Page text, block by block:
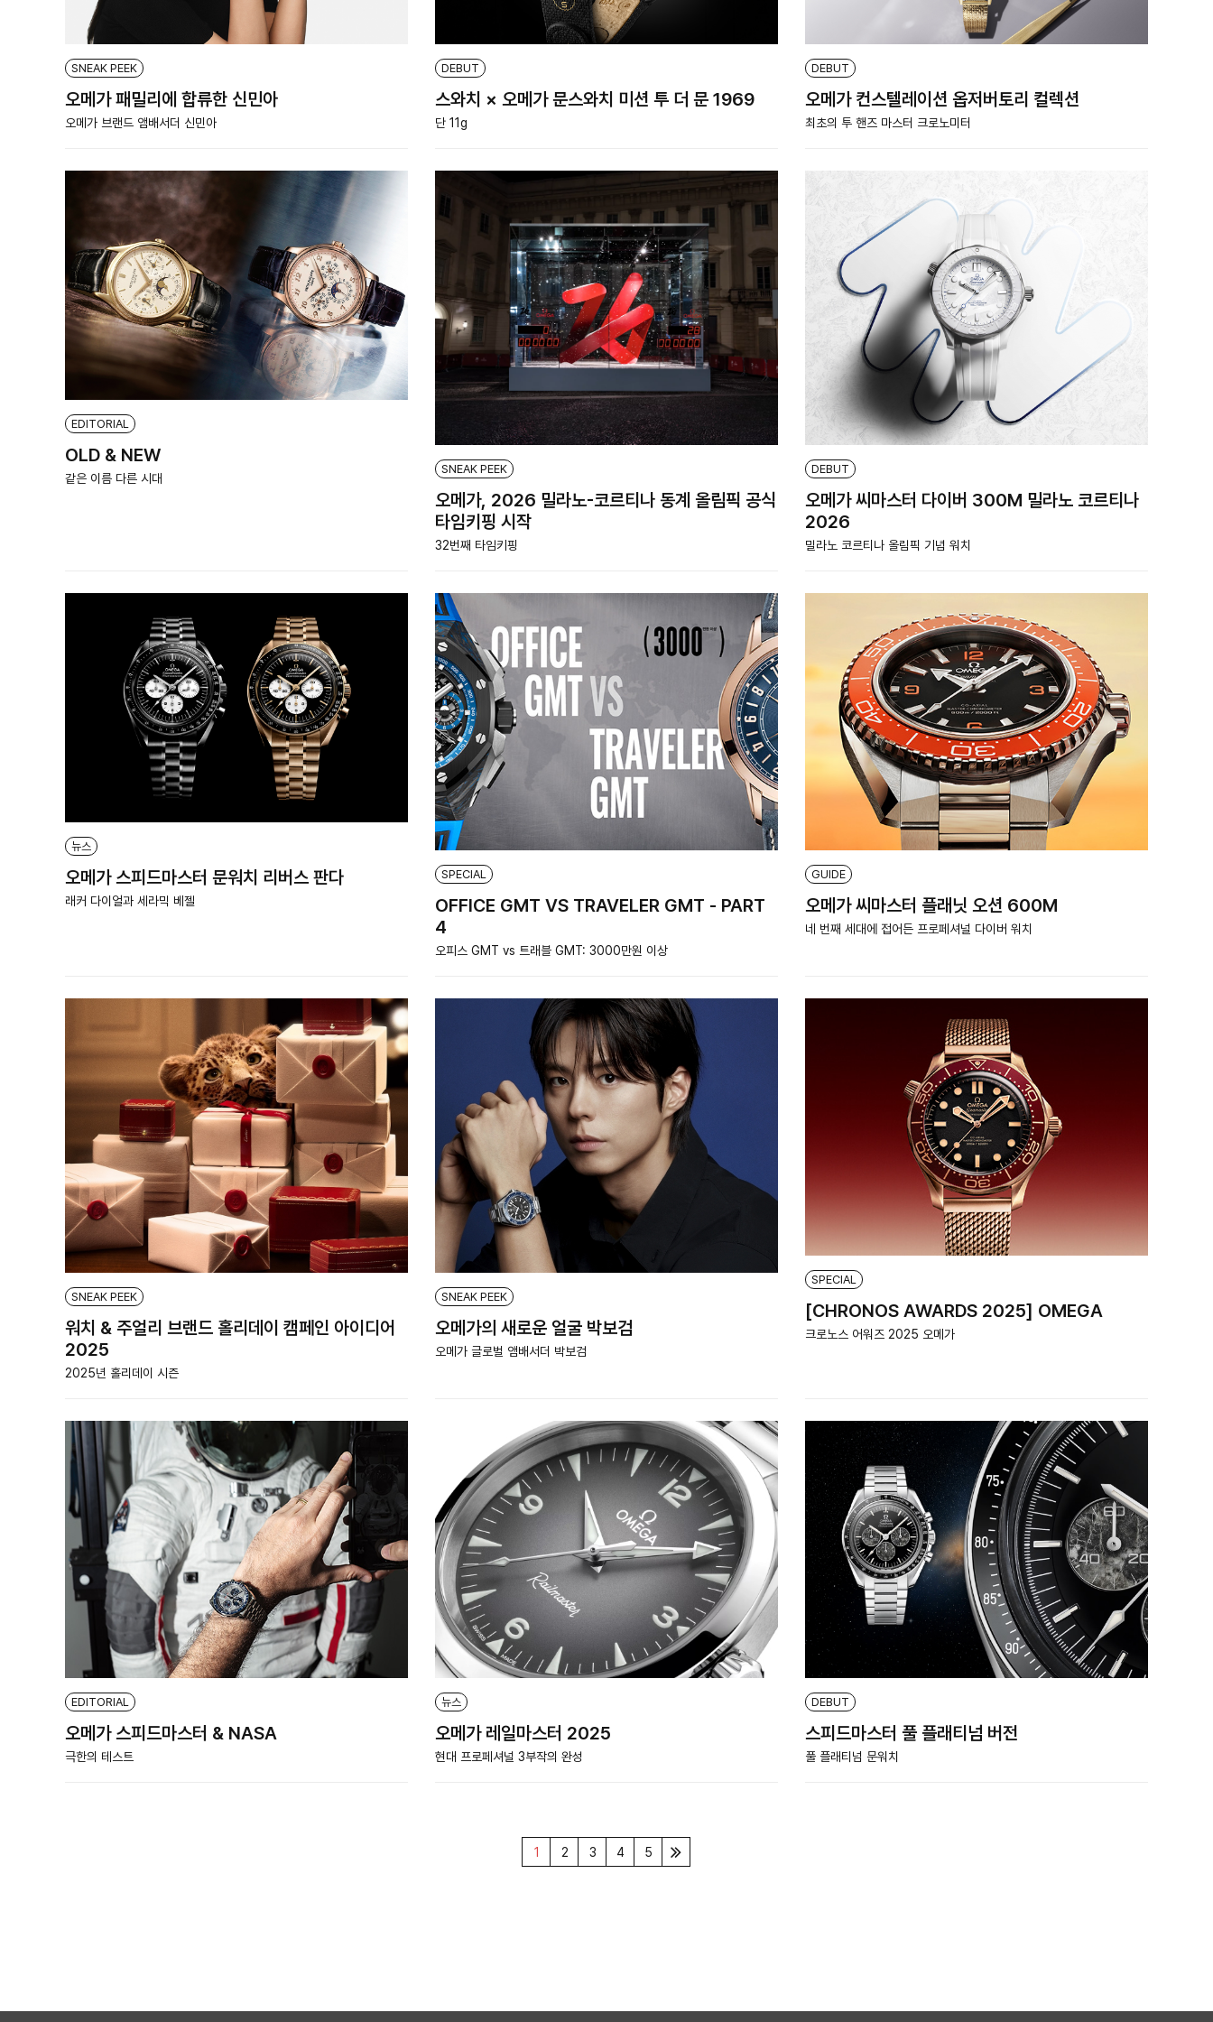
SNEAK PEEK
오메가 패밀리에 합류한 신민아
오메가 브랜드 앰배서더 신민아
DEBUT
스와치 × 오메가 문스와치 미션 투 더 문 1969
단 11g
DEBUT
오메가 컨스텔레이션 옵저버토리 컬렉션
최초의 투 핸즈 마스터 크로노미터
EDITORIAL
OLD & NEW
같은 이름 다른 시대
SNEAK PEEK
오메가, 2026 밀라노-코르티나 동계 올림픽 공식
타임키핑 시작
32번째 타임키핑
DEBUT
오메가 씨마스터 다이버 300M 밀라노 코르티나
2026
밀라노 코르티나 올림픽 기념 워치
뉴스
오메가 스피드마스터 문워치 리버스 판다
래커 다이얼과 세라믹 베젤
SPECIAL
OFFICE GMT VS TRAVELER GMT - PART
4
오피스 GMT vs 트래블 GMT: 3000만원 이상
GUIDE
오메가 씨마스터 플래닛 오션 600M
네 번째 세대에 접어든 프로페셔널 다이버 워치
SNEAK PEEK
워치 & 주얼리 브랜드 홀리데이 캠페인 아이디어
2025
2025년 홀리데이 시즌
SNEAK PEEK
오메가의 새로운 얼굴 박보검
오메가 글로벌 앰배서더 박보검
SPECIAL
[CHRONOS AWARDS 2025] OMEGA
크로노스 어워즈 2025 오메가
EDITORIAL
오메가 스피드마스터 & NASA
극한의 테스트
뉴스
오메가 레일마스터 2025
현대 프로페셔널 3부작의 완성
DEBUT
스피드마스터 풀 플래티넘 버전
풀 플래티넘 문워치
1 2 3 4 5